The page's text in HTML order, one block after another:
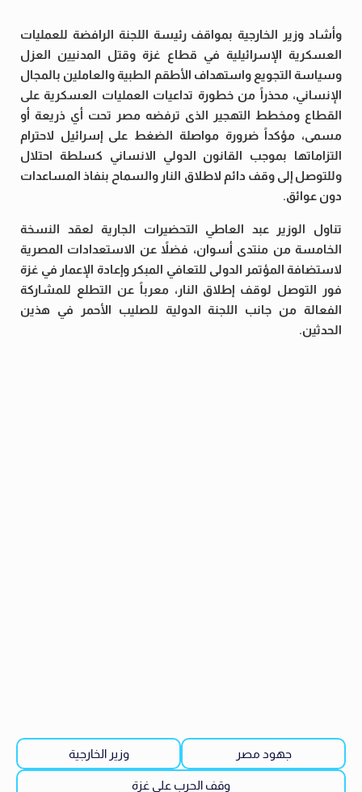
وأشاد وزير الخارجية بمواقف رئيسة اللجنة الرافضة للعمليات
العسكرية الإسرائيلية في قطاع غزة وقتل المدنيين العزل
وسياسة التجويع واستهداف الأطقم الطبية والعاملين بالمجال
الإنساني، محذراً من خطورة تداعيات العمليات العسكرية على
القطاع ومخطط التهجير الذى ترفضه مصر تحت أي ذريعة أو
مسمى، مؤكداً ضرورة مواصلة الضغط على إسرائيل لاحترام
التزاماتها بموجب القانون الدولي الانساني كسلطة احتلال
وللتوصل إلى وقف دائم لاطلاق النار والسماح بنفاذ المساعدات
دون عوائق.
تناول الوزير عبد العاطي التحضيرات الجارية لعقد النسخة
الخامسة من منتدى أسوان، فضلاً عن الاستعدادات المصرية
لاستضافة المؤتمر الدولى للتعافي المبكر وإعادة الإعمار في غزة
فور التوصل لوقف إطلاق النار، معرباً عن التطلع للمشاركة
الفعالة من جانب اللجنة الدولية للصليب الأحمر في هذين
الحدثين.
جهود مصر وزير الخارجية
وقف الحرب على غزة